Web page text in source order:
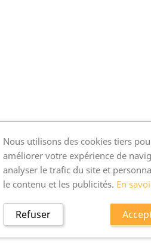
Nous utilisons des cookies tiers
améliorer votre expérience de
analyser le trafic du site et
le contenu et les publicités. En
Refuser